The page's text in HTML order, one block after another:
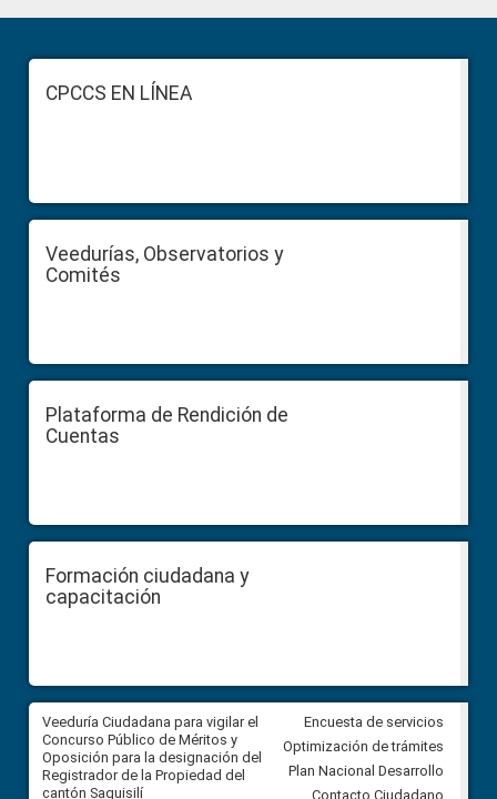
Sidebar
FooterCPCCS EN LÍNEA
Veedurías, Observatorios y
Comités
Plataforma de Rendición de
Cuentas
Formación ciudadana y
capacitación
Veeduría Ciudadana para vigilar el
Concurso Público de Méritos y
Oposición para la designación del
Registrador de la Propiedad del
cantón Saquisilí
Veeduría Ciudadana para
construcción del asfaltado de
Ballenita del cantón Santa
Encuesta de servicios
Optimización de trámites
Plan Nacional Desarrollo
Contacto Ciudadano